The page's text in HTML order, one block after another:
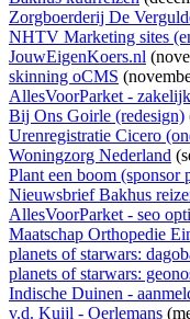
Zorgboerderij De
NHTV Marketing sites
JouwEigenKoers.nl
skinning oCMS
AllesVoorParket -
Bij Ons Goirle (redesign)
Urenregistratie Cicero
Woningzorg Nederland
Plant een boom (sponsor
Nieuwsbrief Bakhus
AllesVoorParket - seo
Maatschap Orthopedie
planets of starwars:
planets of starwars:
Indische Duinen -
v.d. Kuijl - Oerlemans